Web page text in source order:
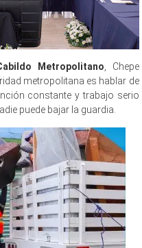
Metropolitano, Chepe
metropolitana es hablar de
constante y trabajo serio
puede bajar la guardia.